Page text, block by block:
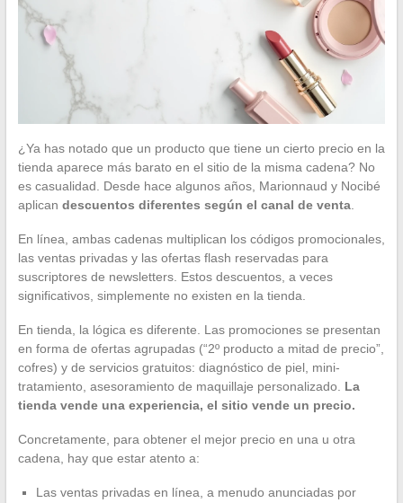
¿Ya has notado que un producto que tiene un cierto precio en la
tienda aparece más barato en el sitio de la misma cadena? No
es casualidad. Desde hace algunos años, Marionnaud y Nocibé
aplican descuentos diferentes según el canal de venta.
En línea, ambas cadenas multiplican los códigos promocionales,
las ventas privadas y las ofertas flash reservadas para
suscriptores de newsletters. Estos descuentos, a veces
significativos, simplemente no existen en la tienda.
En tienda, la lógica es diferente. Las promociones se presentan
en forma de ofertas agrupadas (“2º producto a mitad de precio”,
cofres) y de servicios gratuitos: diagnóstico de piel, mini-
tratamiento, asesoramiento de maquillaje personalizado. La
tienda vende una experiencia, el sitio vende un precio.
Concretamente, para obtener el mejor precio en una u otra
cadena, hay que estar atento a:
Las ventas privadas en línea, a menudo anunciadas por